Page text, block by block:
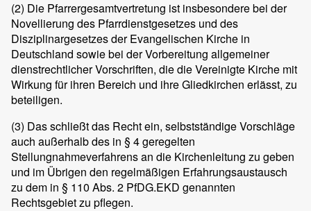
(2) Die Pfarrergesamtvertretung ist insbesondere bei der
Novellierung des Pfarrdienstgesetzes und des
Disziplinargesetzes der Evangelischen Kirche in
Deutschland sowie bei der Vorbereitung allgemeiner
dienstrechtlicher Vorschriften, die die Vereinigte Kirche mit
Wirkung für ihren Bereich und ihre Gliedkirchen erlässt, zu
beteiligen.
(3) Das schließt das Recht ein, selbstständige Vorschläge
auch außerhalb des in § 4 geregelten
Stellungnahmeverfahrens an die Kirchenleitung zu geben
und im Übrigen den regelmäßigen Erfahrungsaustausch
zu dem in § 110 Abs. 2 PfDG.EKD genannten
Rechtsgebiet zu pflegen.